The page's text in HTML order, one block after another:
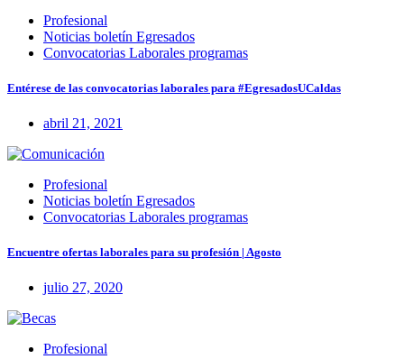
Profesional
Noticias boletín Egresados
Convocatorias Laborales programas
Entérese de las convocatorias laborales para #EgresadosUCaldas
abril 21, 2021
Profesional
Noticias boletín Egresados
Convocatorias Laborales programas
Encuentre ofertas laborales para su profesión | Agosto
julio 27, 2020
Profesional